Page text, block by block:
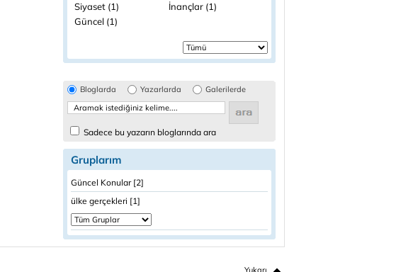
Siyaset (1)
İnançlar (1)
Güncel (1)
Bloglarda Yazarlarda Galerilerde
Sadece bu yazarın bloglarında ara
Gruplarım
Güncel Konular [2]
ülke gerçekleri [1]
Yukarı